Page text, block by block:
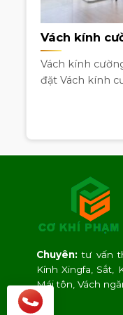
Vách kính
Vách kính
đặt Vách kính
Chuyên:tư vấn
Kính Xingfa, Sắt,
Mái tôn, Vách